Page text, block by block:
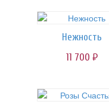
Нежность
11 700 руб.